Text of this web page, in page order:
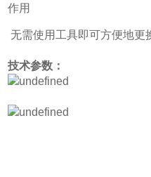
作用
无需使用工具即可方便地更
技术参数：